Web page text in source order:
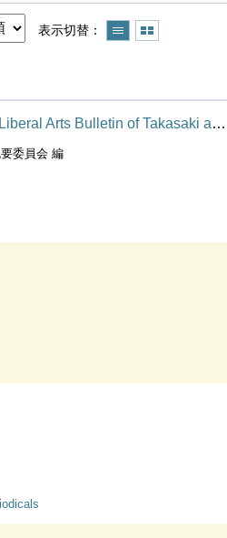
表示切替
art center College → Bulletin of Horikoshi academy
委員会 編